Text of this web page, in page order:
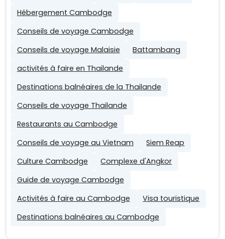
Hébergement Cambodge
Conseils de voyage Cambodge
Conseils de voyage Malaisie
Battambang
activités à faire en Thailande
Destinations balnéaires de la Thailande
Conseils de voyage Thailande
Restaurants au Cambodge
Conseils de voyage au Vietnam
Siem Reap
Culture Cambodge
Complexe d'Angkor
Guide de voyage Cambodge
Activités à faire au Cambodge
Visa touristique
Destinations balnéaires au Cambodge